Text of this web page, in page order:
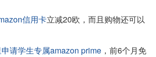
信用卡立减20欧，而且购物还可以
请学生专属amazon prime ，前6个月免